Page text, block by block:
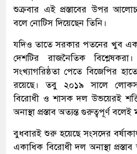
শুক্রবার এই প্রস্তাবের উপর
বলে নোটিস দিয়েছেন তিনি।
যদিও তাতে সরকার পতনের খুব
দেশটির রাজনৈতিক
সংখ্যাগরিষ্ঠতা পেতে বিজেপির
রয়েছে। তবু ২০১৯ সালে
বিরোধী ও শাসক দল উভয়েরই
অনাস্থা প্রস্তাব অত্যন্ত গুরুত্বপূর্ণ
বুধবারই শুরু হয়েছে সংসদের
একাধিক বিরোধী দল অনাস্থা